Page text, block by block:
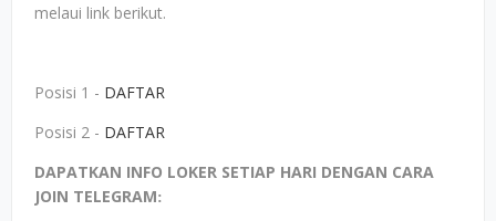
melaui link berikut.
Posisi 1 - DAFTAR
Posisi 2 - DAFTAR
DAPATKAN INFO LOKER SETIAP HARI DENGAN CARA
JOIN TELEGRAM: